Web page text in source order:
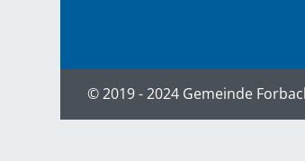
© 2019 - 2024 Gemeinde